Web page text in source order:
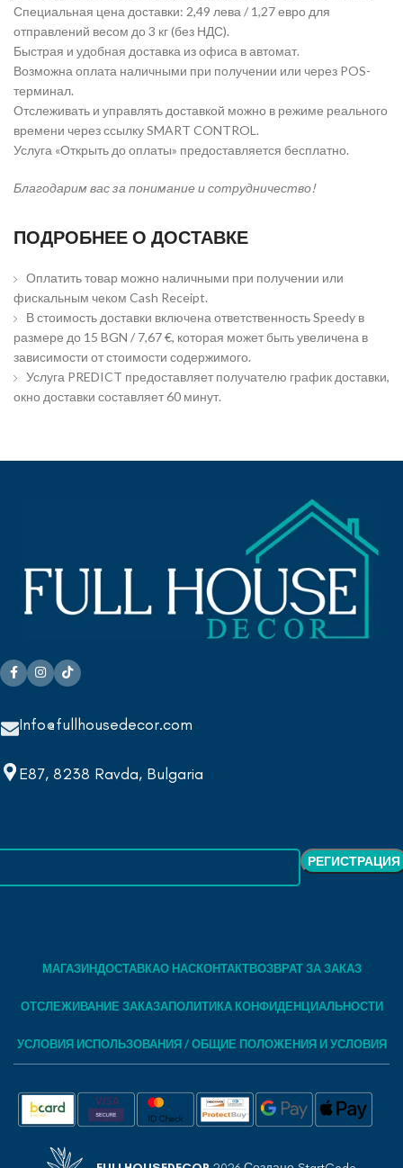
Специальная цена доставки: 2,49 лева / 1,27 евро для
отправлений весом до 3 кг (без НДС).
Быстрая и удобная доставка из офиса в автомат.
Возможна оплата наличными при получении или через POS-
терминал.
Отслеживать и управлять доставкой можно в режиме реального
времени через ссылку SMART CONTROL.
Услуга «Открыть до оплаты» предоставляется бесплатно.
Благодарим вас за понимание и сотрудничество!
ПОДРОБНЕЕ О ДОСТАВКЕ
Оплатить товар можно наличными при получении или
фискальным чеком Cash Receipt.
В стоимость доставки включена ответственность Speedy в
размере до 15 BGN / 7,67 €, которая может быть увеличена в
зависимости от стоимости содержимого.
Услуга PREDICT предоставляет получателю график доставки,
окно доставки составляет 60 минут.
Info@fullhousedecor.com
E87, 8238 Ravda, Bulgaria
МАГАЗИНДОСТАВКАО НАСКОНТАКТВОЗВРАТ ЗА ЗАКАЗ
ОТСЛЕЖИВАНИЕ ЗАКАЗАПОЛИТИКА КОНФИДЕНЦИАЛЬНОСТИ
УСЛОВИЯ ИСПОЛЬЗОВАНИЯ / ОБЩИЕ ПОЛОЖЕНИЯ И УСЛОВИЯ